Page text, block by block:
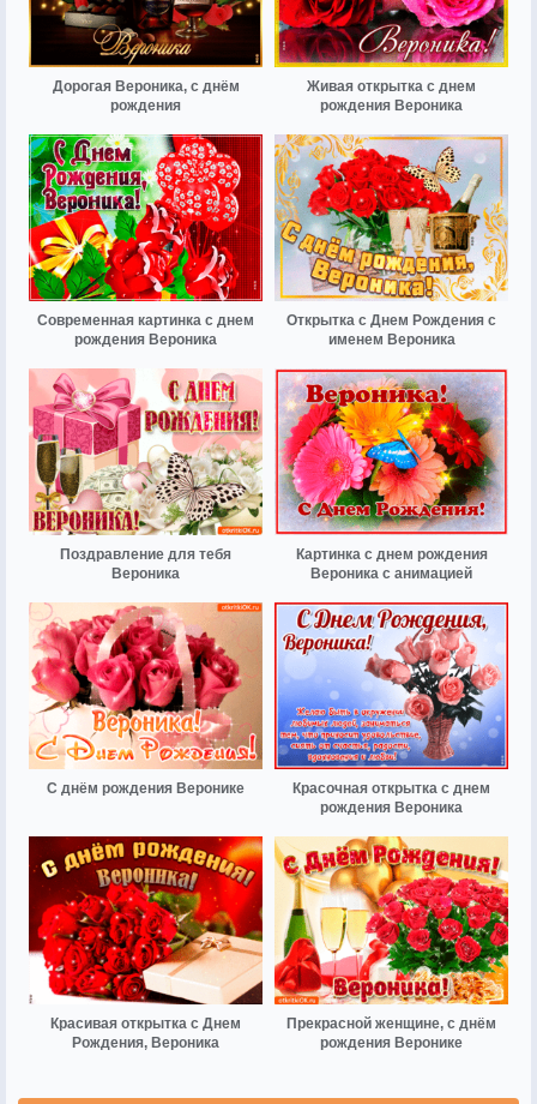
Дорогая Вероника, с днём
рождения
Живая открытка с днем
рождения Вероника
Современная картинка с днем
рождения Вероника
Открытка с Днем Рождения с
именем Вероника
Поздравление для тебя
Вероника
Картинка с днем рождения
Вероника с анимацией
С днём рождения Веронике
Красочная открытка с днем
рождения Вероника
Красивая открытка с Днем
Рождения, Вероника
Прекрасной женщине, с днём
рождения Веронике